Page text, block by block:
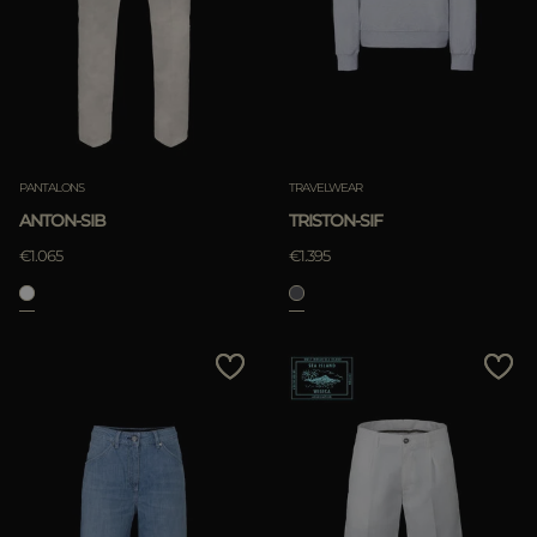
PANTALONS
ANTON-SIB
€1.065
TRAVELWEAR
TRISTON-SIF
€1.395